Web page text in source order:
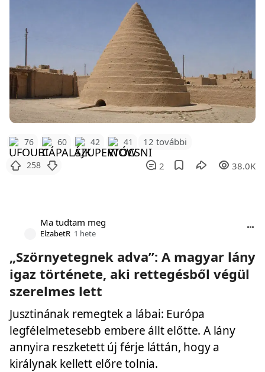
76 60 42 41 12 további
258 2 38.0K
Ma tudtam meg
ElzabetR 1 hete
„Szörnyetegnek adva”: A magyar lány
igaz története, aki rettegésből végül
szerelmes lett
Jusztinának remegtek a lábai: Európa
legfélelmetesebb embere állt előtte. A lány
annyira reszketett új férje láttán, hogy a
királynak kellett előre tolnia.